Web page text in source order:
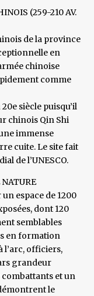
(259-210 AV.
de la province
en
chinoise
comme
siècle puisqu’il
chinois Qin Shi
immense
cuite. Le site fait
de l’UNESCO.
NATURE
espace de 1200
dont 120
semblables
en formation
l’arc, officiers,
grandeur
combattants et un
le